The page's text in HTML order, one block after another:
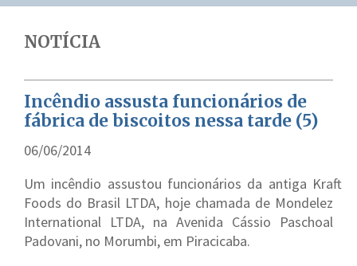
NOTÍCIA
Incêndio assusta funcionários de
fábrica de biscoitos nessa tarde (5)
06/06/2014
Um incêndio assustou funcionários da antiga Kraft
Foods do Brasil LTDA, hoje chamada de Mondelez
International LTDA, na Avenida Cássio Paschoal
Padovani, no Morumbi, em Piracicaba.